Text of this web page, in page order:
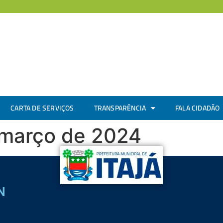
CARTA DE SERVIÇOS TRANSPARÊNCIA FALA CIDADÃO
de 2024